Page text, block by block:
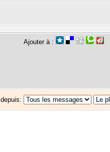
Ajouter à :
depuis: